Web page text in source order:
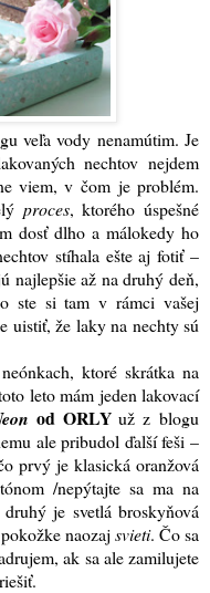
veľa vody nenamútim. Je
nechtov nejdem
viem, v čom je problém.
proces, ktorého úspešné
dosť dlho a málokedy ho
stíhala ešte aj fotiť –
najlepšie až na druhý deň,
ste si tam v rámci vašej
uistiť, že laky na nechty sú
ktoré skrátka na
leto mám jeden lakovací
od ORLYuž z blogu
ale pribudol ďalší feši –
prvý je klasická oranžová
/nepýtajte sa ma na
je svetlá broskyňová
naozaj svieti. Čo sa
ak sa ale zamilujete